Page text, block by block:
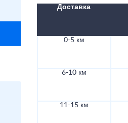
Доставка
0-5 км
6-10 км
11-15 км